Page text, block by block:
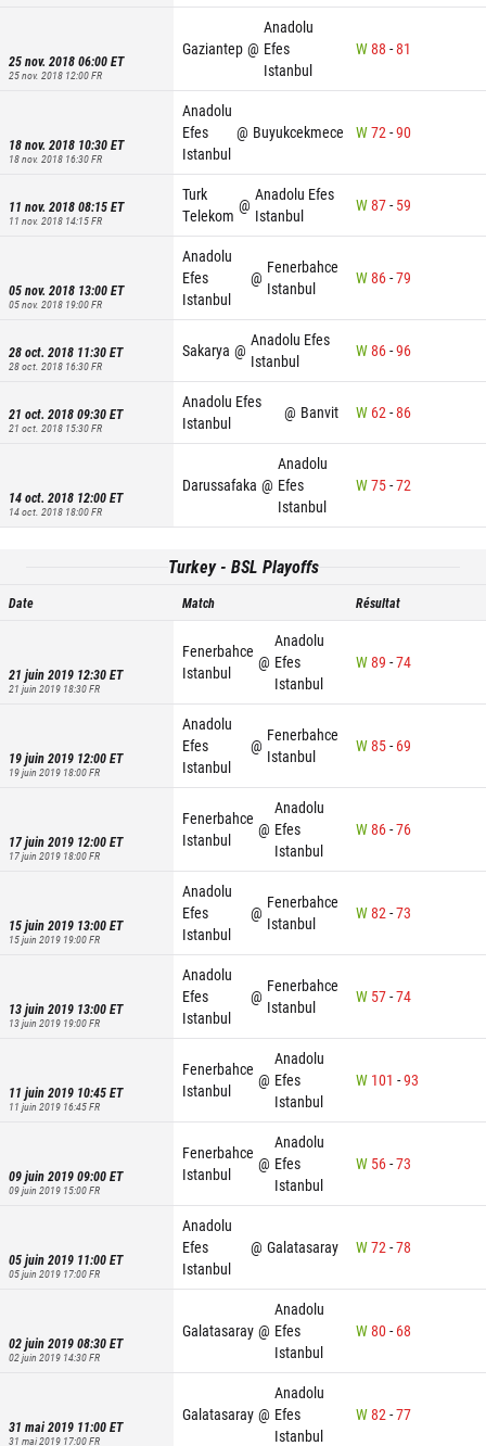
25 nov. 2018 06:00ET
25 nov. 2018 12:00FR
Gaziantep @
Anadolu
Efes
Istanbul
W88 -81
18 nov. 2018 10:30ET
18 nov. 2018 16:30FR
Anadolu
Efes
Istanbul
@ Buyukcekmece W72-90
11 nov. 2018 08:15ET
11 nov. 2018 14:15FR
Turk
Telekom
@
Anadolu Efes
Istanbul
W87- 59
05 nov. 2018 13:00ET
05 nov. 2018 19:00FR
Anadolu
Efes
Istanbul
@
Fenerbahce
Istanbul
W86-79
28 oct. 2018 11:30ET
28 oct. 2018 16:30FR
Sakarya @
Anadolu Efes
Istanbul
W86-96
21 oct. 2018 09:30ET
21 oct. 2018 15:30FR
Anadolu Efes
Istanbul
@ Banvit W 62-86
14 oct. 2018 12:00ET
14 oct. 2018 18:00FR
Darussafaka @
Anadolu
Efes
Istanbul
W75-72
Turkey - BSL Playoffs
Date Match Résultat
21 juin 2019 12:30ET
21 juin 2019 18:30FR
Fenerbahce
Istanbul
@
Anadolu
Efes
Istanbul
W89 -74
19 juin 2019 12:00ET
19 juin 2019 18:00FR
Anadolu
Efes
Istanbul
@
Fenerbahce
Istanbul
W85- 69
17 juin 2019 12:00ET
17 juin 2019 18:00FR
Fenerbahce
Istanbul
@
Anadolu
Efes
Istanbul
W86-76
15 juin 2019 13:00ET
15 juin 2019 19:00FR
Anadolu
Efes
Istanbul
@
Fenerbahce
Istanbul
W82-73
13 juin 2019 13:00ET
13 juin 2019 19:00FR
Anadolu
Efes
Istanbul
@
Fenerbahce
Istanbul
W 57-74
11 juin 2019 10:45ET
11 juin 2019 16:45FR
Fenerbahce
Istanbul
@
Anadolu
Efes
Istanbul
W 101 -93
09 juin 2019 09:00ET
09 juin 2019 15:00FR
Fenerbahce
Istanbul
@
Anadolu
Efes
Istanbul
W 56-73
05 juin 2019 11:00ET
05 juin 2019 17:00FR
Anadolu
Efes
Istanbul
@ Galatasaray W72-78
02 juin 2019 08:30ET
02 juin 2019 14:30FR
Galatasaray @
Anadolu
Efes
Istanbul
W80- 68
31 mai 2019 11:00ET
31 mai 2019 17:00FR
Galatasaray @
Anadolu
Efes
Istanbul
W82-77